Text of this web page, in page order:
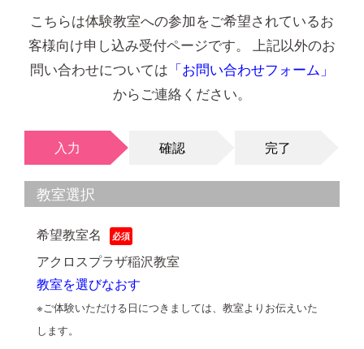
こちらは体験教室への参加をご希望されているお
客様向け申し込み受付ページです。 上記以外のお
問い合わせについては 「お問い合わせフォーム」
からご連絡ください。
入力 確認 完了
教室選択
希望教室名
アクロスプラザ稲沢教室
教室を選びなおす
※ご体験いただける日につきましては、教室よりお伝えいた
します。